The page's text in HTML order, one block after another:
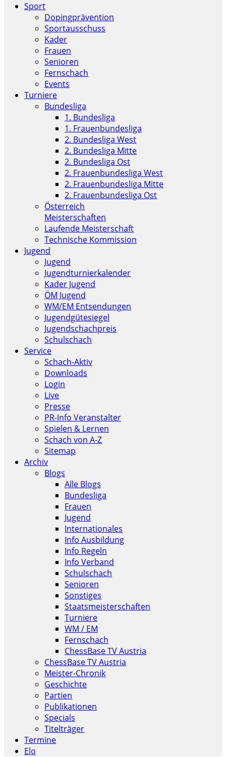
Sport
Dopingprävention
Sportausschuss
Kader
Frauen
Senioren
Fernschach
Events
Turniere
Bundesliga
1. Bundesliga
1. Frauenbundesliga
2. Bundesliga West
2. Bundesliga Mitte
2. Bundesliga Ost
2. Frauenbundesliga West
2. Frauenbundesliga Mitte
2. Frauenbundesliga Ost
Österreich
Meisterschaften
Laufende Meisterschaft
Technische Kommission
Jugend
Jugend
Jugendturnierkalender
Kader Jugend
ÖM Jugend
WM/EM Entsendungen
Jugendgütesiegel
Jugendschachpreis
Schulschach
Service
Schach-Aktiv
Downloads
Login
Live
Presse
PR-Info Veranstalter
Spielen & Lernen
Schach von A-Z
Sitemap
Archiv
Blogs
Alle Blogs
Bundesliga
Frauen
Jugend
Internationales
Info Ausbildung
Info Regeln
Info Verband
Schulschach
Senioren
Sonstiges
Staatsmeisterschaften
Turniere
WM / EM
Fernschach
ChessBase TV Austria
ChessBase TV Austria
Meister-Chronik
Geschichte
Partien
Publikationen
Specials
Titelträger
Termine
Elo